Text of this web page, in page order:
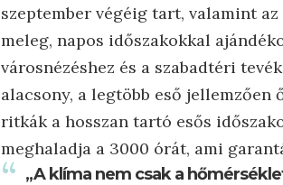
szeptember végéig tart, valamint az
meleg, napos időszakokkal
városnézéshez és a szabadtéri
alacsony, a legtöbb eső
ritkák a hosszan tartó esős
meghaladja a 3000 órát, ami
„A klíma nem csak a